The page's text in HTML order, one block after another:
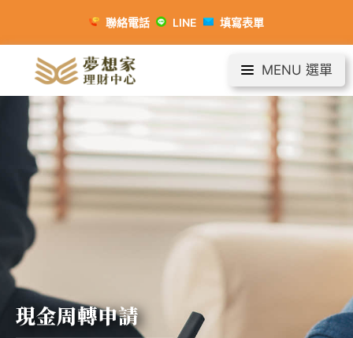
聯絡電話 LINE 填寫表單
MENU 選單
現金周轉申請